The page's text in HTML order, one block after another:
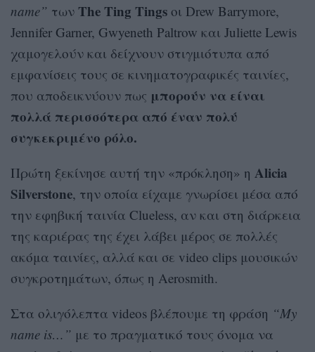
name” των The Ting Tings οι Drew Barrymore,
Jennifer Garner, Gwyeneth Paltrow και Juliette Lewis
χαμογελούν και δείχνουν στιγμιότυπα από
εμφανίσεις τους σε κινηματογραφικές ταινίες,
που αποδεικνύουν πως μπορούν να είναι
πολλά περισσότερα από έναν πολύ
συγκεκριμένο ρόλο.
Πρώτη ξεκίνησε αυτή την «πρόκληση» η Alicia
Silverstone, την οποία είχαμε γνωρίσει μέσα από
την εφηβική ταινία Clueless, αν και στη διάρκεια
της καριέρας της έχει λάβει μέρος σε πολλές
ακόμα ταινίες, αλλά και σε video clips μουσικών
συγκροτημάτων, όπως η Aerosmith.
Στα ολιγόλεπτα videos βλέπουμε τη φράση “My
name is…” με το πραγματικό τους όνομα να